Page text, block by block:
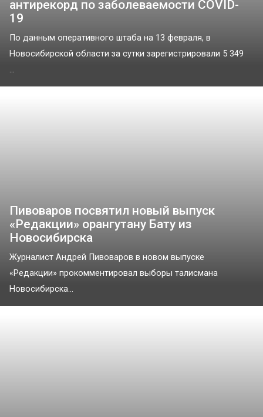
антирекорд по заболеваемости COVID-
19
По данным оперативного штаба на 13 февраля, в
Новосибирской области за сутки зарегистрировали 5 349
...
Пивоваров посвятил новый выпуск
«Редакции» орангутану Бату из
Новосибирска
Журналист Андрей Пивоваров в новом выпуске
«Редакции» прокомментировал выборы талисмана
Новосибирска...